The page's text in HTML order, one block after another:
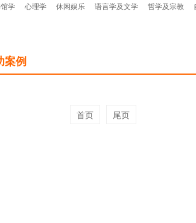
学 心理学 休闲娱乐 语言学及文学 哲学及宗教
案例
首页 尾页